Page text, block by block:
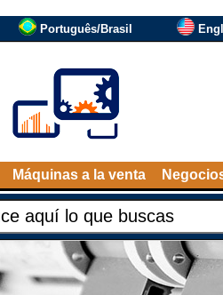
Português/Brasil
Máquinas a la venta